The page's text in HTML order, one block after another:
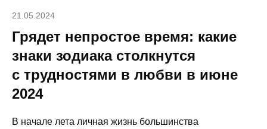
21.05.2024
Грядет непростое время: какие
знаки зодиака столкнутся
с трудностями в любви в июне
2024
В начале лета личная жизнь большинства